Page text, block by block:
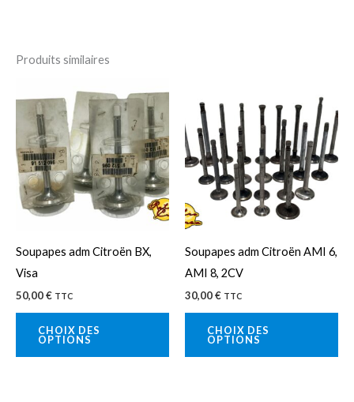
Produits similaires
Soupapes adm Citroën BX,
Visa
50,00€ TTC
CHOIX DES
OPTIONS
produit
plusieurs
variations.
Les
options
être
choisies
Soupapes adm Citroën AMI 6,
AMI 8, 2CV
30,00€ TTC
CHOIX DES
OPTIONS
a